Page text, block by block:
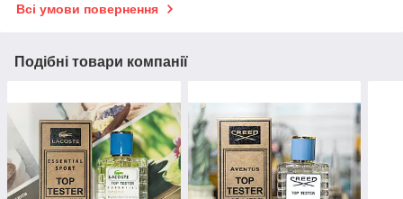
Всі умови повернення
Подібні товари компанії